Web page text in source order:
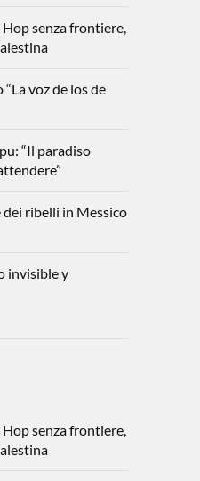
senza frontiere,
voz de los de
“Il paradiso
ribelli in Messico
invisible y
senza frontiere,